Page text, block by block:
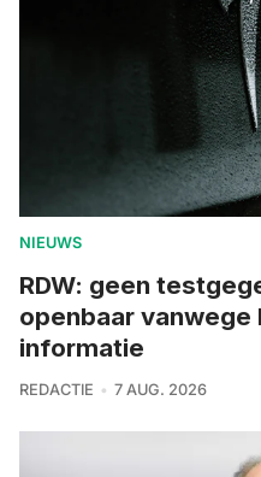
NIEUWS
RDW: geen
openbaar
informatie
REDACTIE 7 AUG. 2026